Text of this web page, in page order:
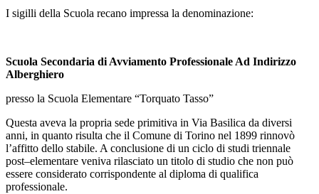
I sigilli della Scuola recano impressa la denominazione:
Scuola Secondaria di Avviamento Professionale Ad Indirizzo
Alberghiero
presso la Scuola Elementare “Torquato Tasso”
Questa aveva la propria sede primitiva in Via Basilica da diversi
anni, in quanto risulta che il Comune di Torino nel 1899 rinnovò
l’affitto dello stabile. A conclusione di un ciclo di studi triennale
post–elementare veniva rilasciato un titolo di studio che non può
essere considerato corrispondente al diploma di qualifica
professionale.